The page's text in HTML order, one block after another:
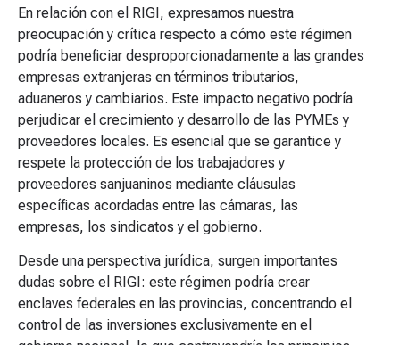
En relación con el RIGI, expresamos nuestra
preocupación y crítica respecto a cómo este régimen
podría beneficiar desproporcionadamente a las grandes
empresas extranjeras en términos tributarios,
aduaneros y cambiarios. Este impacto negativo podría
perjudicar el crecimiento y desarrollo de las PYMEs y
proveedores locales. Es esencial que se garantice y
respete la protección de los trabajadores y
proveedores sanjuaninos mediante cláusulas
específicas acordadas entre las cámaras, las
empresas, los sindicatos y el gobierno.
Desde una perspectiva jurídica, surgen importantes
dudas sobre el RIGI: este régimen podría crear
enclaves federales en las provincias, concentrando el
control de las inversiones exclusivamente en el